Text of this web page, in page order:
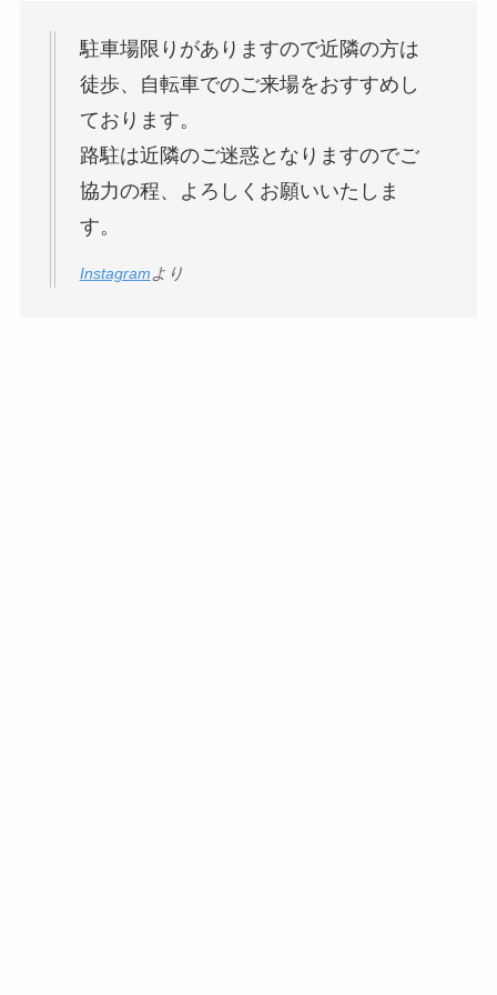
駐車場限りがありますので近隣の方は
徒歩、自転車でのご来場をおすすめし
ております。
路駐は近隣のご迷惑となりますのでご
協力の程、よろしくお願いいたしま
す。
Instagramより